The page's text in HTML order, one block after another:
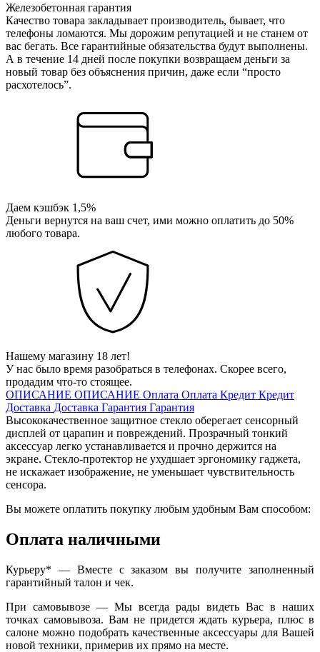
Железобетонная гарантия
Качество товара закладывает производитель, бывает, что
телефоны ломаются. Мы дорожим репутацией и не станем от
вас бегать. Все гарантийные обязательства будут выполнены.
А в течение 14 дней после покупки возвращаем деньги за
новый товар без объяснения причин, даже если “просто
расхотелось”.
Даем кэшбэк 1,5%
Деньги вернутся на ваш счет, ими можно оплатить до 50%
любого товара.
Нашему магазину 18 лет!
У нас было время разобраться в телефонах. Скорее всего,
продадим что-то стоящее.
ОПИСАНИЕ ОПИСАНИЕ Оплата Оплата Кредит Кредит
Доставка Доставка Гарантия Гарантия
Высококачественное защитное стекло оберегает сенсорный
дисплей от царапин и повреждений. Прозрачный тонкий
аксессуар легко устанавливается и прочно держится на
экране. Стекло-протектор не ухудшает эргономику гаджета,
не искажает изображение, не уменьшает чувствительность
сенсора.
Вы можете оплатить покупку любым удобным Вам способом:
Оплата наличными
Курьеру* — Вместе с заказом вы получите заполненный
гарантийный талон и чек.
При самовывозе — Мы всегда рады видеть Вас в наших
точках самовывоза. Вам не придется ждать курьера, плюс в
салоне можно подобрать качественные аксессуары для Вашей
новой техники, примерив их прямо на месте.